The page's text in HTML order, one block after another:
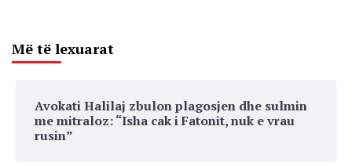
Më të lexuarat
Avokati Halilaj zbulon plagosjen dhe sulmin
me mitraloz: “Isha cak i Fatonit, nuk e vrau
rusin”